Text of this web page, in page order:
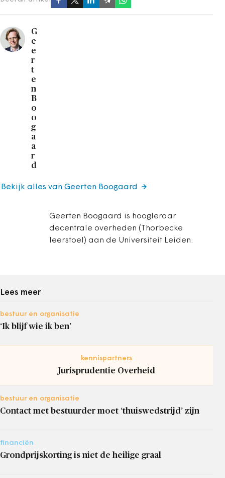
G
e
e
r
t
e
n
B
o
o
g
a
a
r
d
Geerten Boogaard is hoogleraar
decentrale overheden (Thorbecke
leerstoel) aan de Universiteit Leiden.
Bekijk alles van Geerten Boogaard
Lees meer
bestuur en organisatie
‘Ik blijf wie ik ben’
kennispartners
Jurisprudentie Overheid
bestuur en organisatie
Contact met bestuurder moet ‘thuiswedstrijd’ zijn
financiën
Grondprijskorting is niet de heilige graal